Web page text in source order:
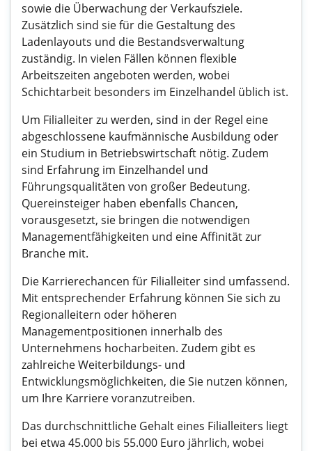
sowie die Überwachung der Verkaufsziele.
Zusätzlich sind sie für die Gestaltung des
Ladenlayouts und die Bestandsverwaltung
zuständig. In vielen Fällen können flexible
Arbeitszeiten angeboten werden, wobei
Schichtarbeit besonders im Einzelhandel üblich ist.
Um Filialleiter zu werden, sind in der Regel eine
abgeschlossene kaufmännische Ausbildung oder
ein Studium in Betriebswirtschaft nötig. Zudem
sind Erfahrung im Einzelhandel und
Führungsqualitäten von großer Bedeutung.
Quereinsteiger haben ebenfalls Chancen,
vorausgesetzt, sie bringen die notwendigen
Managementfähigkeiten und eine Affinität zur
Branche mit.
Die Karrierechancen für Filialleiter sind umfassend.
Mit entsprechender Erfahrung können Sie sich zu
Regionalleitern oder höheren
Managementpositionen innerhalb des
Unternehmens hocharbeiten. Zudem gibt es
zahlreiche Weiterbildungs- und
Entwicklungsmöglichkeiten, die Sie nutzen können,
um Ihre Karriere voranzutreiben.
Das durchschnittliche Gehalt eines Filialleiters liegt
bei etwa 45.000 bis 55.000 Euro jährlich, wobei